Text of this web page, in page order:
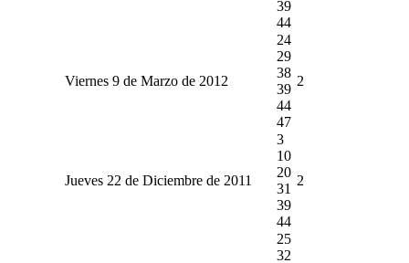
39
44
Viernes 9 de Marzo de 2012
24
29
38
39
44
47
2
Jueves 22 de Diciembre de 2011
3
10
20
31
39
44
2
25
32